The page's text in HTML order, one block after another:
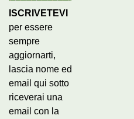
ISCRIVETEVI
per essere
sempre
aggiornarti,
lascia nome ed
email qui sotto
riceverai una
email con la